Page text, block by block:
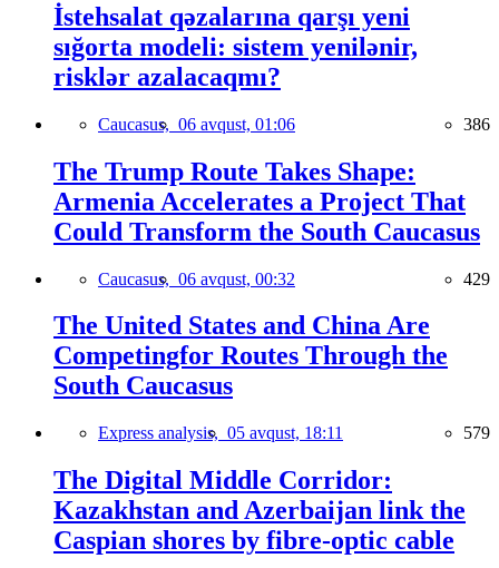
İstehsalat qəzalarına qarşı yeni
sığorta modeli: sistem yenilənir,
risklər azalacaqmı?
Caucasus, 06 avqust, 01:06 386
The Trump Route Takes Shape:
Armenia Accelerates a Project That
Could Transform the South Caucasus
Caucasus, 06 avqust, 00:32 429
The United States and China Are
Competingfor Routes Through the
South Caucasus
Express analysis, 05 avqust, 18:11 579
The Digital Middle Corridor:
Kazakhstan and Azerbaijan link the
Caspian shores by fibre-optic cable